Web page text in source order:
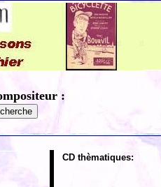
:
CD thèmatiques: